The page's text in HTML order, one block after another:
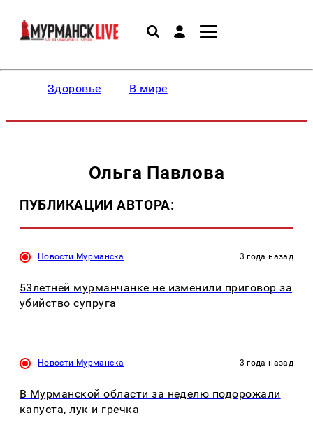
Здоровье В мире
Ольга Павлова
ПУБЛИКАЦИИ АВТОРА:
Новости Мурманска 3 года назад
53летней мурманчанке не изменили приговор за
убийство супруга
Новости Мурманска 3 года назад
В Мурманской области за неделю подорожали
капуста, лук и гречка